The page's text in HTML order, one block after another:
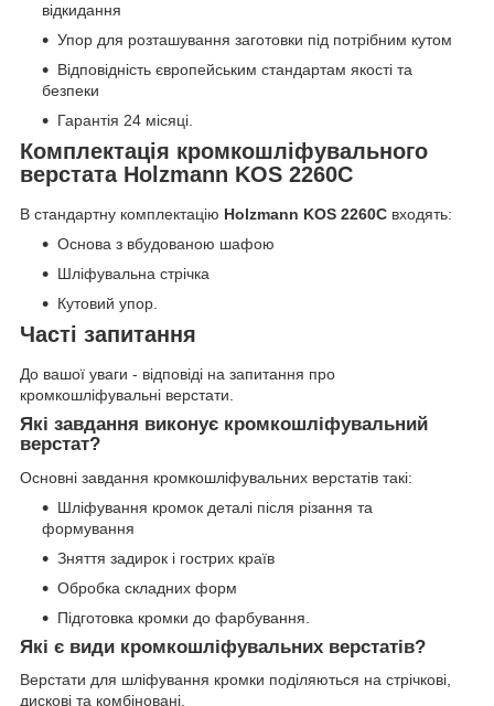
відкидання
Упор для розташування заготовки під потрібним кутом
Відповідність європейським стандартам якості та
безпеки
Гарантія 24 місяці.
Комплектація кромкошліфувального
верстата Holzmann KOS 2260C
В стандартну комплектацію Holzmann KOS 2260C входять:
Основа з вбудованою шафою
Шліфувальна стрічка
Кутовий упор.
Часті запитання
До вашої уваги - відповіді на запитання про
кромкошліфувальні верстати.
Які завдання виконує кромкошліфувальний
верстат?
Основні завдання кромкошліфувальних верстатів такі:
Шліфування кромок деталі після різання та
формування
Зняття задирок і гострих країв
Обробка складних форм
Підготовка кромки до фарбування.
Які є види кромкошліфувальних верстатів?
Верстати для шліфування кромки поділяються на стрічкові,
дискові та комбіновані.